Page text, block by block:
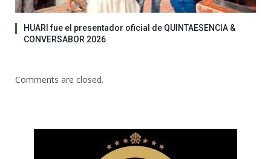
HUARI fue el presentador oficial de QUINTAESENCIA &
CONVERSABOR 2026
Comments are closed.